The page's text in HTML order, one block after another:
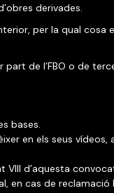
derivades.
per la qual cosa
de l’FBO o de
bases.
en els seus vídeos,
d’aquesta
en cas de reclamació